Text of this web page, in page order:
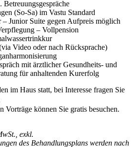
Betreuungsgespräche
(So-Sa) im Vastu Standard
– Junior Suite gegen Aufpreis möglich
– Vollpension
Video oder nach Rücksprache)
mit ärztlicher Gesundheits- und
für anhaltenden Kurerfolg
im Haus statt, bei Interesse fragen Sie
Vorträge können Sie gratis besuchen.
exkl.
des Behandlungsplans werden nach